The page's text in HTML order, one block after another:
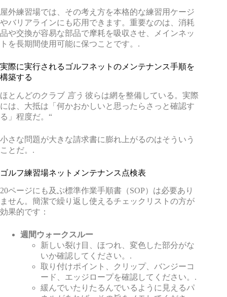
屋外練習場では、その考え方を本格的な練習用ケージ
やバリアラインにも応用できます。重要なのは、消耗
品や交換が容易な部品で摩耗を吸収させ、メインネッ
トを長期間使用可能に保つことです。.
実際に実行されるゴルフネットのメンテナンス手順を
構築する
ほとんどのクラブ 言う 彼らは網を整備している。実際
には、大抵は「何かおかしいと思ったらさっと確認す
る」程度だ。“
小さな問題が大きな請求書に膨れ上がるのはそういう
ことだ。.
ゴルフ練習場ネットメンテナンス点検表
20ページにも及ぶ標準作業手順書（SOP）は必要あり
ません。簡潔で繰り返し使えるチェックリストの方が
効果的です：
週間ウォークスルー
新しい裂け目、ほつれ、変色した部分がな
いか確認してください。.
取り付けポイント、クリップ、バンジーコ
ード、エッジロープを確認してください。.
緩んでいたりたるんでいるように見えるパ